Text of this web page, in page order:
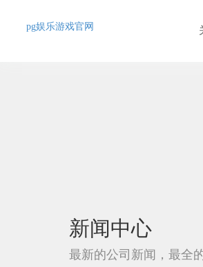
pg娱乐游戏官网
新闻中心
最新的公司新闻，最全